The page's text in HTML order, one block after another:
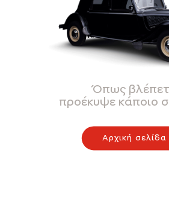
Όπως
προέκυψε κάποιο
Αρχική σελίδα